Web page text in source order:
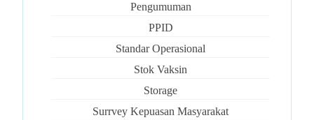
Pengumuman
PPID
Standar Operasional
Stok Vaksin
Storage
Surrvey Kepuasan Masyarakat